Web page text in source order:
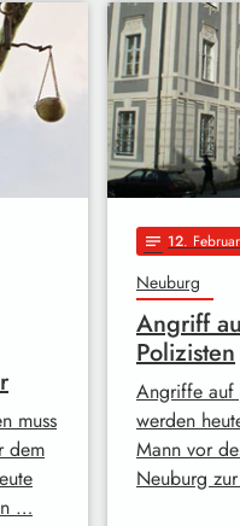
muss
dem
…
notes 12.
Neuburg
Angriff
Polizisten
Angriffe auf
werden
Mann vor
Neuburg